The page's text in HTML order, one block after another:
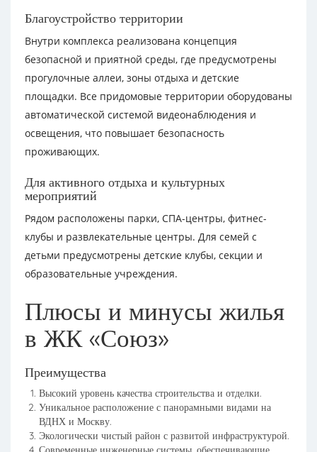
Благоустройство территории
Внутри комплекса реализована концепция
безопасной и приятной среды, где предусмотрены
прогулочные аллеи, зоны отдыха и детские
площадки. Все придомовые территории оборудованы
автоматической системой видеонаблюдения и
освещения, что повышает безопасность
проживающих.
Для активного отдыха и культурных
мероприятий
Рядом расположены парки, СПА-центры, фитнес-
клубы и развлекательные центры. Для семей с
детьми предусмотрены детские клубы, секции и
образовательные учреждения.
Плюсы и минусы жилья
в ЖК «Союз»
Преимущества
Высокий уровень качества строительства и отделки.
Уникальное расположение с панорамными видами на
ВДНХ и Москву.
Экологически чистый район с развитой инфраструктурой.